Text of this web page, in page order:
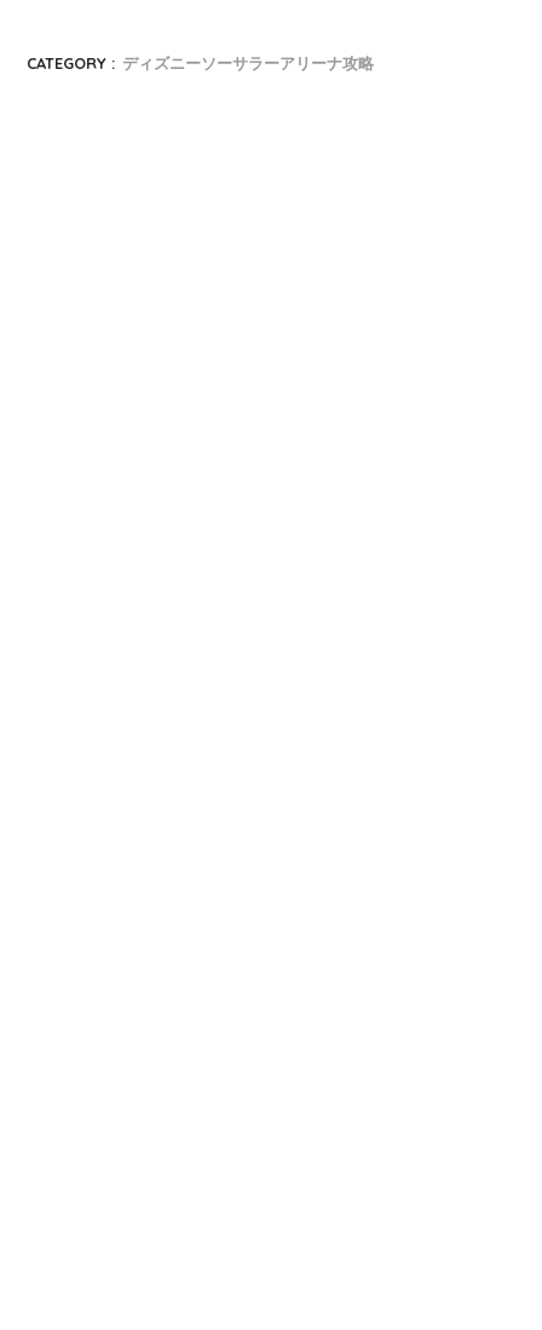
CATEGORY : ディズニーソーサラーアリーナ攻略